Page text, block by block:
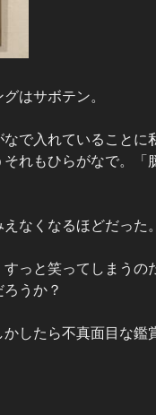
はサボテン。
で入れていることに
れもひらがなで。
なくなるほどだった。
っと笑ってしまうの
うか？
したら不真面目な鑑